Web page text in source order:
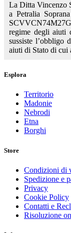
La Ditta Vincenzo
a Petralia
regime degli aiuti
sussiste l’obbligo
aiuti di Stato di cui
Esplora
Territorio
Madonie
Nebrodi
Etna
Borghi
Store
Condizioni di
Spedizione e
Privacy
Cookie Policy
Contatti e
Risoluzione